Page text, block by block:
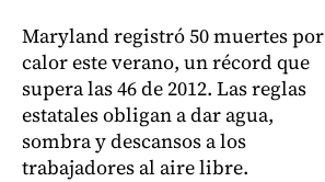
Maryland registró 50 muertes por
calor este verano, un récord que
supera las 46 de 2012. Las reglas
estatales obligan a dar agua,
sombra y descansos a los
trabajadores al aire libre.